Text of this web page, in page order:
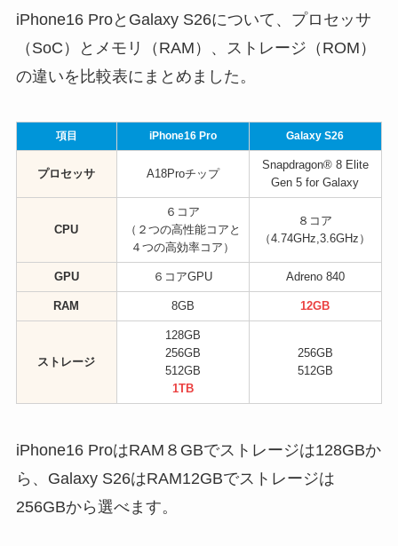
iPhone16 ProとGalaxy S26について、プロセッサ
（SoC）とメモリ（RAM）、ストレージ（ROM）
の違いを比較表にまとめました。
項目 iPhone16 Pro Galaxy S26
プロセッサ A18Proチップ
Snapdragon® 8 Elite
Gen 5 for Galaxy
CPU
６コア
（２つの高性能コアと
４つの高効率コア）
８コア
（4.74GHz,3.6GHz）
GPU ６コアGPU Adreno 840
RAM 8GB 12GB
ストレージ
128GB
256GB
512GB
1TB
256GB
512GB
iPhone16 ProはRAM８GBでストレージは128GBか
ら、Galaxy S26はRAM12GBでストレージは
256GBから選べます。